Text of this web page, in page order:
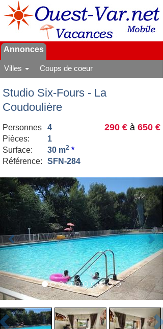
Annonces
Villes Coups de coeur
Studio Six-Fours - La
Coudoulière
290 € à 650 €
Personnes
4
Pièces:
1
Surface:
30 m2 *
Référence:
SFN-284